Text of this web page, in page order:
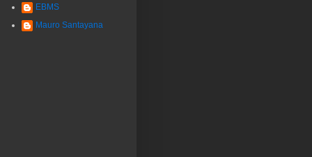
EBMS
Mauro Santayana